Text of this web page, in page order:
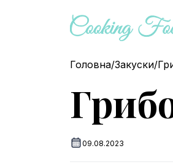
Головна/Закуски/
09.08.2023